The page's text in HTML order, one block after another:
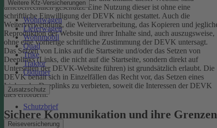
Weitere Kfz-Versicherungen
Wohnwagen
Lieferwagen
Wohnmobil
Quad
Trike
Traktor
Oldtimer
Zusatzschutz
Schutzbrief
Reiseversicherung
urheberrechtlich geschützt. Eine Nutzung dieser ist ohne eine
schriftliche Einwilligung der DEVK nicht gestattet. Auch die
Weiterverwendung, die Weiterverarbeitung, das Kopieren und
Reproduktion der Website und ihrer Inhalte sind, auch auszugsweise,
ohne eine vorherige schriftliche Zustimmung der DEVK untersagt.
Das Setzen von Links auf die Startseite und/oder das Setzen von
Deeplinks (Links, die nicht auf die Startseite, sondern direkt auf
Unterseiten der DEVK-Website führen) ist grundsätzlich erlaubt. Die
DEVK behält sich in Einzelfällen das Recht vor, das Setzen eines
Links oder Deeplinks zu verbieten, soweit die Interessen der DEVK
dies erfordern.
Sichere Kommunikation und ihre Grenzen